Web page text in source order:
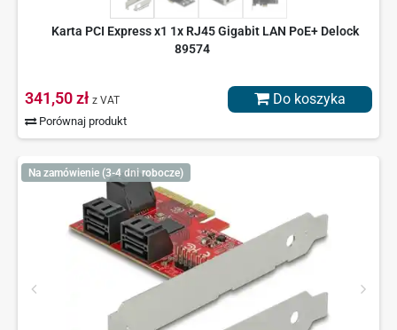
Karta PCI Express x1 1x RJ45 Gigabit LAN PoE+ Delock
89574
341,50 zł z VAT
Porównaj produkt
Do koszyka
Na zamówienie (3-4 dni robocze)